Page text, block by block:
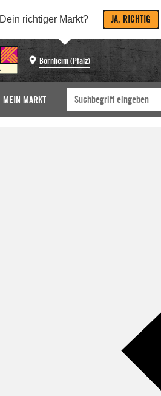
Dein richtiger Markt? JA, RICHTIG
Bornheim (Pfalz)
MEIN MARKT